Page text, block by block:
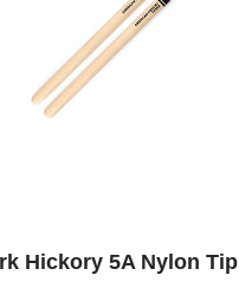
Hickory 5A Nylon Tip